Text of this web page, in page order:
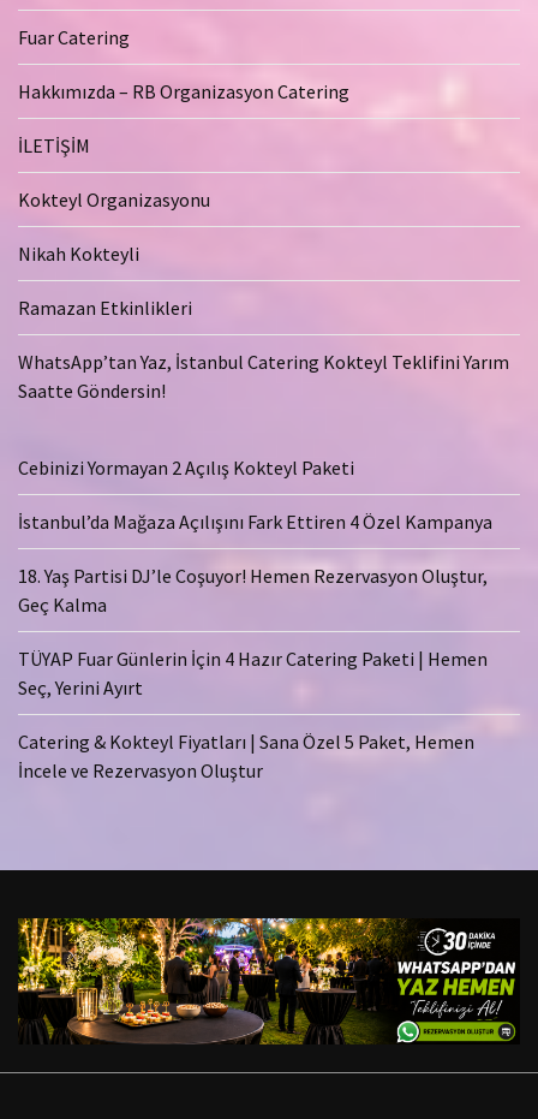
Fuar Catering
Hakkımızda – RB Organizasyon Catering
İLETİŞİM
Kokteyl Organizasyonu
Nikah Kokteyli
Ramazan Etkinlikleri
WhatsApp’tan Yaz, İstanbul Catering Kokteyl Teklifini Yarım
Saatte Göndersin!
Cebinizi Yormayan 2 Açılış Kokteyl Paketi
İstanbul’da Mağaza Açılışını Fark Ettiren 4 Özel Kampanya
18. Yaş Partisi DJ’le Coşuyor! Hemen Rezervasyon Oluştur,
Geç Kalma
TÜYAP Fuar Günlerin İçin 4 Hazır Catering Paketi | Hemen
Seç, Yerini Ayırt
Catering & Kokteyl Fiyatları | Sana Özel 5 Paket, Hemen
İncele ve Rezervasyon Oluştur